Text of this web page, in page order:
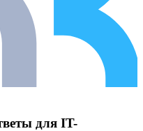
для IT-